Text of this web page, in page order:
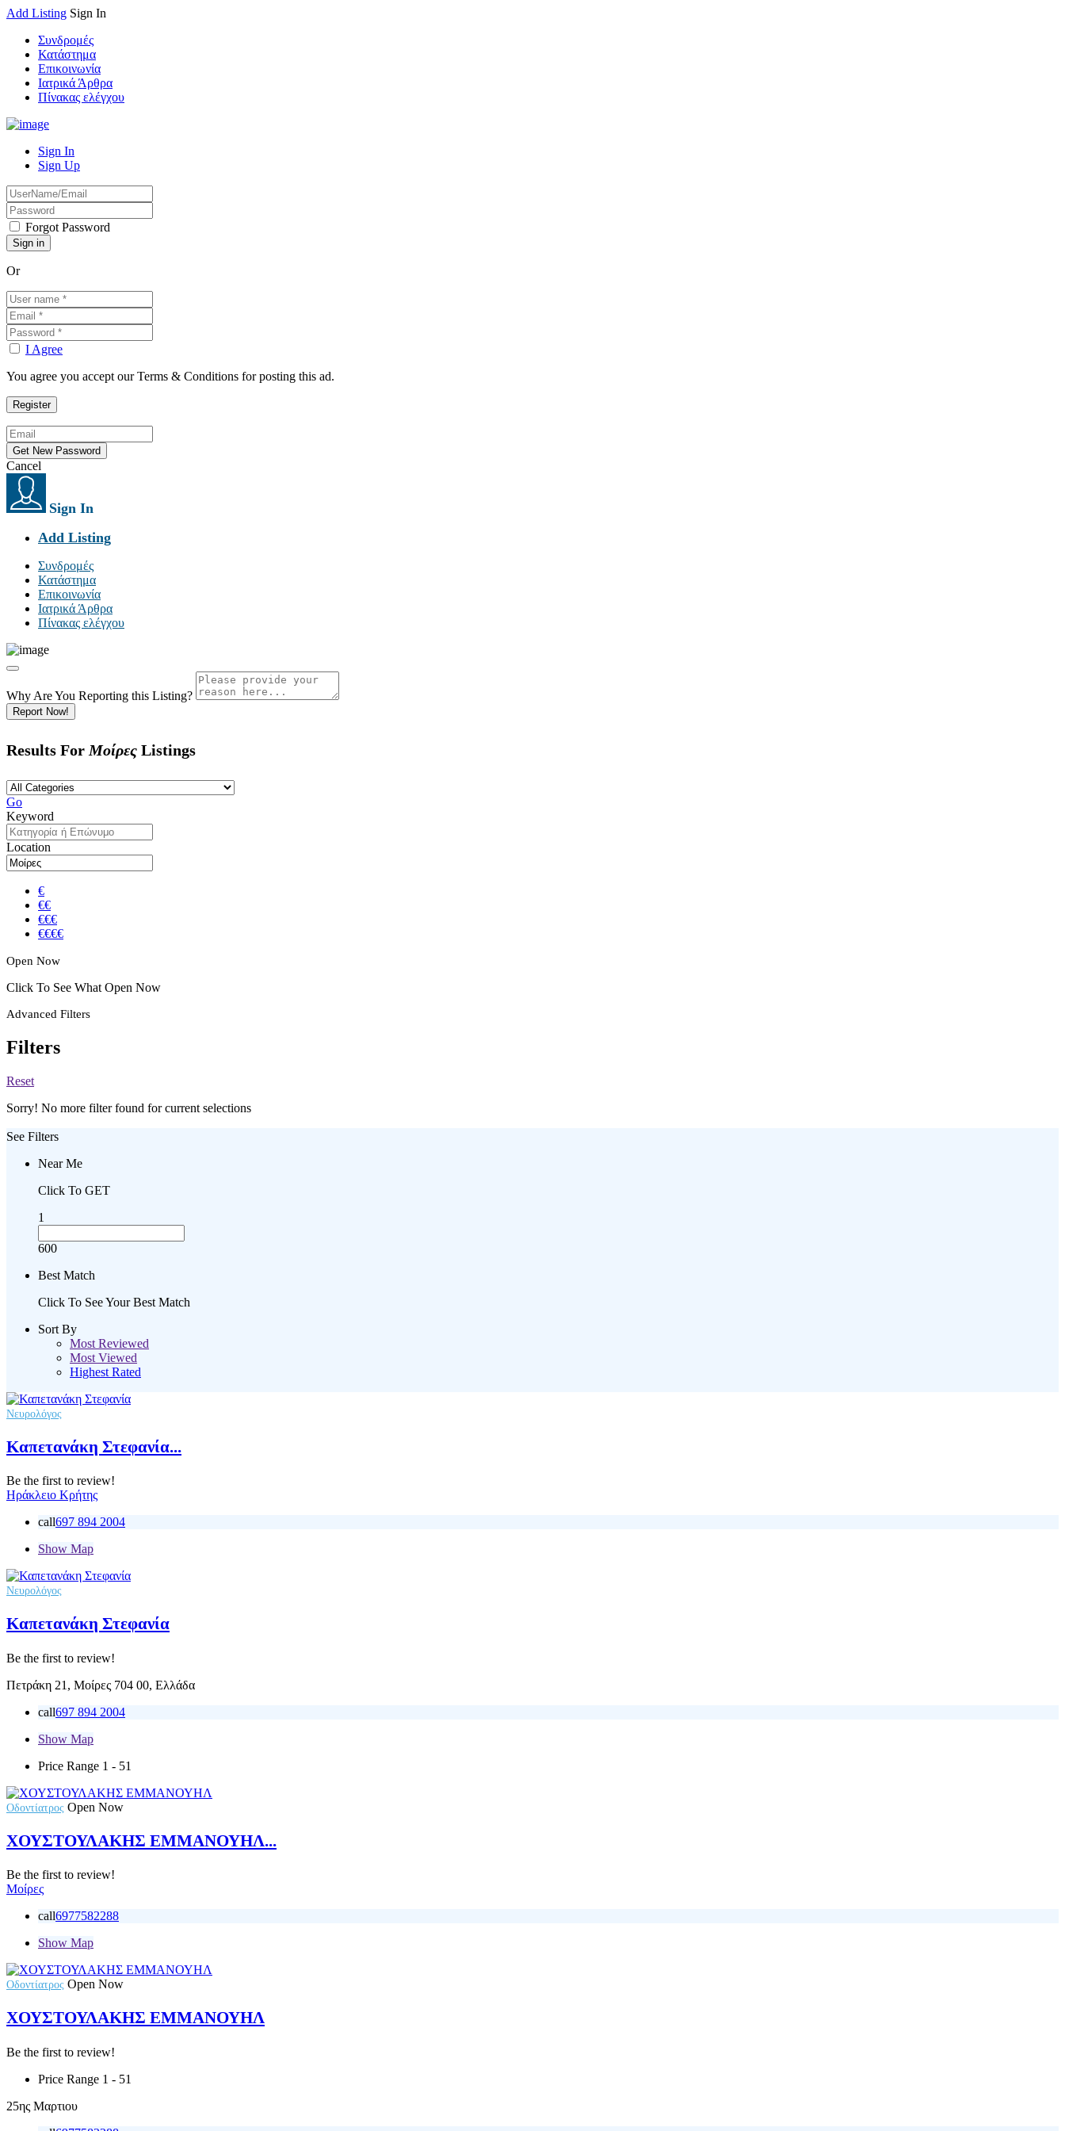
Add Listing Sign In
Συνδρομές
Κατάστημα
Επικοινωνία
Ιατρικά Άρθρα
Πίνακας ελέγχου
Sign In
Sign Up
Forgot Password
Or
I Agree
You agree you accept our Terms & Conditions for posting this ad.
Cancel
Sign In
Add Listing
Συνδρομές
Κατάστημα
Επικοινωνία
Ιατρικά Άρθρα
Πίνακας ελέγχου
Why Are You Reporting this Listing?
Report Now!
Results For Μοίρες Listings
Go
Keyword
Location
€
€€
€€€
€€€€
Open Now
Click To See What Open Now
Advanced Filters
Filters
Reset
Sorry! No more filter found for current selections
See Filters
Near Me
Click To GET
1
600
Best Match
Click To See Your Best Match
Sort By
Most Reviewed
Most Viewed
Highest Rated
Νευρολόγος
Καπετανάκη Στεφανία...
Be the first to review!
Ηράκλειο Κρήτης
call697 894 2004
Show Map
Νευρολόγος
Καπετανάκη Στεφανία
Be the first to review!
Πετράκη 21, Μοίρες 704 00, Ελλάδα
call697 894 2004
Show Map
Price Range 1 - 51
Οδοντίατρος Open Now
ΧΟΥΣΤΟΥΛΑΚΗΣ ΕΜΜΑΝΟΥΗΛ...
Be the first to review!
Μοίρες
call6977582288
Show Map
Οδοντίατρος Open Now
ΧΟΥΣΤΟΥΛΑΚΗΣ ΕΜΜΑΝΟΥΗΛ
Be the first to review!
Price Range 1 - 51
25ης Μαρτιου